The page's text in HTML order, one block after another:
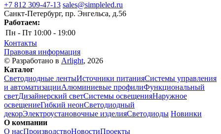
+7 812 309-47-13 sales@simpleled.ru
Санкт-Петербург, пр. Энгельса, д.56
Работаем:
Пн - Пт 10:00 - 19:00
Контакты
Правовая информация
© Разработано в Arlight, 2026
Каталог
Светодиодные лентыИсточники питанияСистемы управления
и автоматизацииАлюминиевые профилиФункциональный
светДизайнерский светСистемы освещенияНаружное
освещениеГибкий неонСветодиодный
декорЭлектроустановочные изделияСветодиоды Новинки
О компании
О насПроизводствоНовостиПроекты